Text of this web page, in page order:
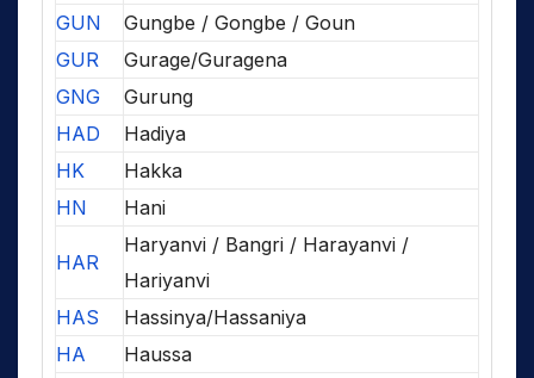
GUN
Gungbe / Gongbe / Goun
GUR
Gurage/Guragena
GNG
Gurung
HAD
Hadiya
HK
Hakka
HN
Hani
HAR
Haryanvi / Bangri / Harayanvi /
Hariyanvi
HAS
Hassinya/Hassaniya
HA
Haussa